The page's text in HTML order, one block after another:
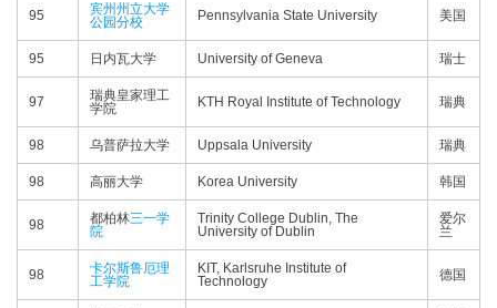
95
宾州州立大学
公园分校
Pennsylvania State University 美国
95 日内瓦大学 University of Geneva 瑞士
97
瑞典皇家理工
学院
KTH Royal Institute of Technology 瑞典
98 乌普萨拉大学 Uppsala University 瑞典
98 高丽大学 Korea University 韩国
98 都柏林三一学
院
Trinity College Dublin, The
University of Dublin
爱尔
兰
98
卡尔斯鲁厄理
工学院
KIT, Karlsruhe Institute of
Technology
德国